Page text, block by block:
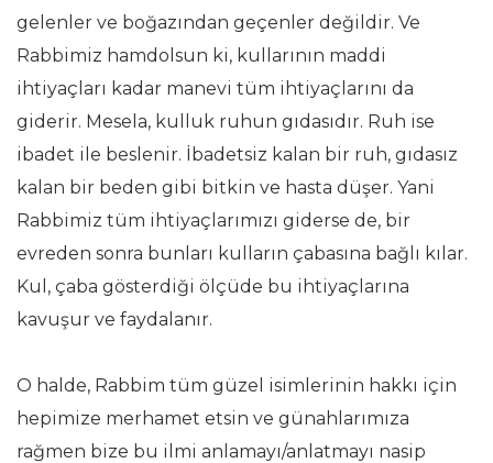
gelenler ve boğazından geçenler değildir. Ve
Rabbimiz hamdolsun ki, kullarının maddi
ihtiyaçları kadar manevi tüm ihtiyaçlarını da
giderir. Mesela, kulluk ruhun gıdasıdır. Ruh ise
ibadet ile beslenir. İbadetsiz kalan bir ruh, gıdasız
kalan bir beden gibi bitkin ve hasta düşer. Yani
Rabbimiz tüm ihtiyaçlarımızı giderse de, bir
evreden sonra bunları kulların çabasına bağlı kılar.
Kul, çaba gösterdiği ölçüde bu ihtiyaçlarına
kavuşur ve faydalanır.
O halde, Rabbim tüm güzel isimlerinin hakkı için
hepimize merhamet etsin ve günahlarımıza
rağmen bize bu ilmi anlamayı/anlatmayı nasip